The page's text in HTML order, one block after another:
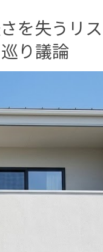
を失うリ
り議論